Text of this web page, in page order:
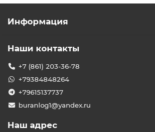
Информация
Наши контакты
+7 (861) 203-36-78
+79384848264
+79615137737
buranlog1@yandex.ru
Наш адрес